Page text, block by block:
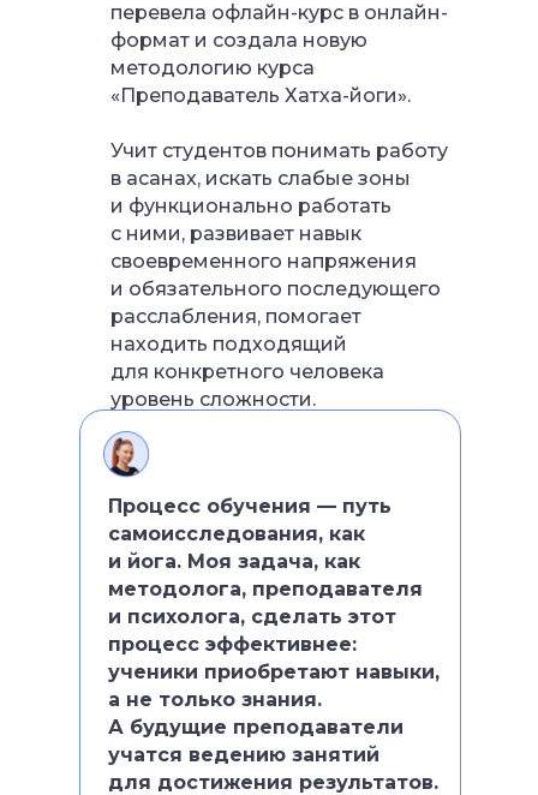
перевела офлайн-курс в онлайн-
формат и создала новую
методологию курса
«Преподаватель Хатха-йоги».
Учит студентов понимать работу
в асанах, искать слабые зоны
и функционально работать
с ними, развивает навык
своевременного напряжения
и обязательного последующего
расслабления, помогает
находить подходящий
для конкретного человека
уровень сложности.
Процесс обучения — путь
самоисследования, как
и йога. Моя задача, как
методолога, преподавателя
и психолога, сделать этот
процесс эффективнее:
ученики приобретают навыки,
а не только знания.
А будущие преподаватели
учатся ведению занятий
для достижения результатов.